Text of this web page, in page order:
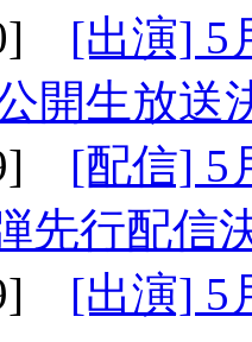
[出演] 5
開生放送
[配信] 5
先行配信
[出演] 5